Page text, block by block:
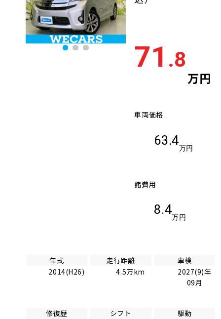
71 .8
万円
車両価格
63.4
万円
諸費用
8.4
万円
年式
2014(H26)
走行距離
4.5万km
車検
2027(9)年
09月
修復歴
シフト
駆動